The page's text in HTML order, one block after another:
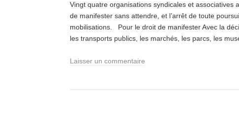
Vingt quatre organisations syndicales et associatives
de manifester sans attendre, et l’arrêt de toute
mobilisations. Pour le droit de manifester Avec la
les transports publics, les marchés, les parcs, les
Laisser un commentaire